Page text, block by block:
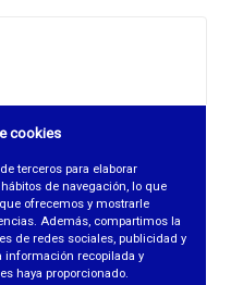
cookies
terceros para elaborar
de navegación, lo que
ofrecemos y mostrarle
Además, compartimos la
de redes sociales, publicidad y
información recopilada y
haya proporcionado.